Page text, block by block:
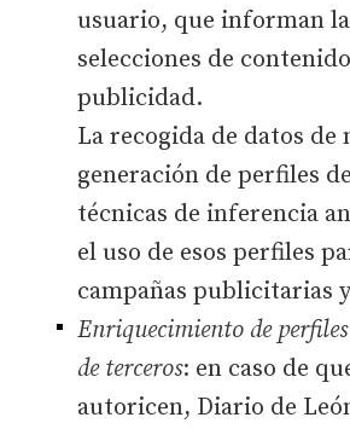
usuario, que informan
selecciones de
publicidad.
La recogida de datos de
generación de perfiles
técnicas de inferencia
el uso de esos perfiles
campañas publicitarias
Enriquecimiento de
de terceros: en caso de
autoricen, Diario de